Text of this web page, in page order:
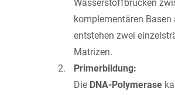
Wasserstoffbrücken
komplementären
entstehen zwei
Matrizen.
Primerbildung:
Die DNA-Polymerase